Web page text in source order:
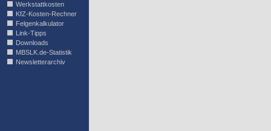
Werkstattkosten
KfZ-Kosten-Rechner
Felgenkalkulator
Link-Tipps
Downloads
MBSLK.de-Statistik
Newsletterarchiv